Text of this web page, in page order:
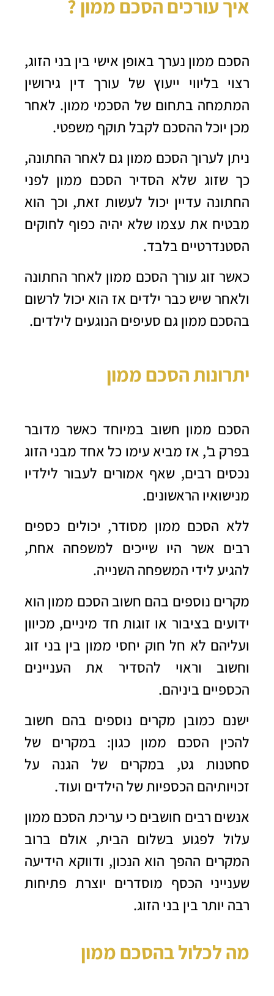
איך עורכים הסכם ממון ?
הסכם ממון נערך באופן אישי בין בני הזוג,
רצוי בליווי ייעוץ של עורך דין גירושין
המתמחה בתחום של הסכמי ממון. לאחר
מכן יוכל ההסכם לקבל תוקף משפטי.
ניתן לערוך הסכם ממון גם לאחר החתונה,
כך שזוג שלא הסדיר הסכם ממון לפני
החתונה עדיין יכול לעשות זאת, וכך הוא
מבטיח את עצמו שלא יהיה כפוף לחוקים
הסטנדרטיים בלבד.
כאשר זוג עורך הסכם ממון לאחר החתונה
ולאחר שיש כבר ילדים אז הוא יכול לרשום
בהסכם ממון גם סעיפים הנוגעים לילדים.
יתרונות הסכם ממון
הסכם ממון חשוב במיוחד כאשר מדובר
בפרק ב', אז מביא עימו כל אחד מבני הזוג
נכסים רבים, שאף אמורים לעבור לילדיו
מנישואיו הראשונים.
ללא הסכם ממון מסודר, יכולים כספים
רבים אשר היו שייכים למשפחה אחת,
להגיע לידי המשפחה השנייה.
מקרים נוספים בהם חשוב הסכם ממון הוא
ידועים בציבור או זוגות חד מיניים, מכיוון
ועליהם לא חל חוק יחסי ממון בין בני זוג
וחשוב וראוי להסדיר את העניינים
הכספיים ביניהם.
ישנם כמובן מקרים נוספים בהם חשוב
להכין הסכם ממון כגון: במקרים של
סחטנות גט, במקרים של הגנה על
זכויותיהם הכספיות של הילדים ועוד.
אנשים רבים חושבים כי עריכת הסכם ממון
עלול לפגוע בשלום הבית, אולם ברוב
המקרים ההפך הוא הנכון, ודווקא הידיעה
שענייני הכסף מוסדרים יוצרת פתיחות
רבה יותר בין בני הזוג.
מה לכלול בהסכם ממון